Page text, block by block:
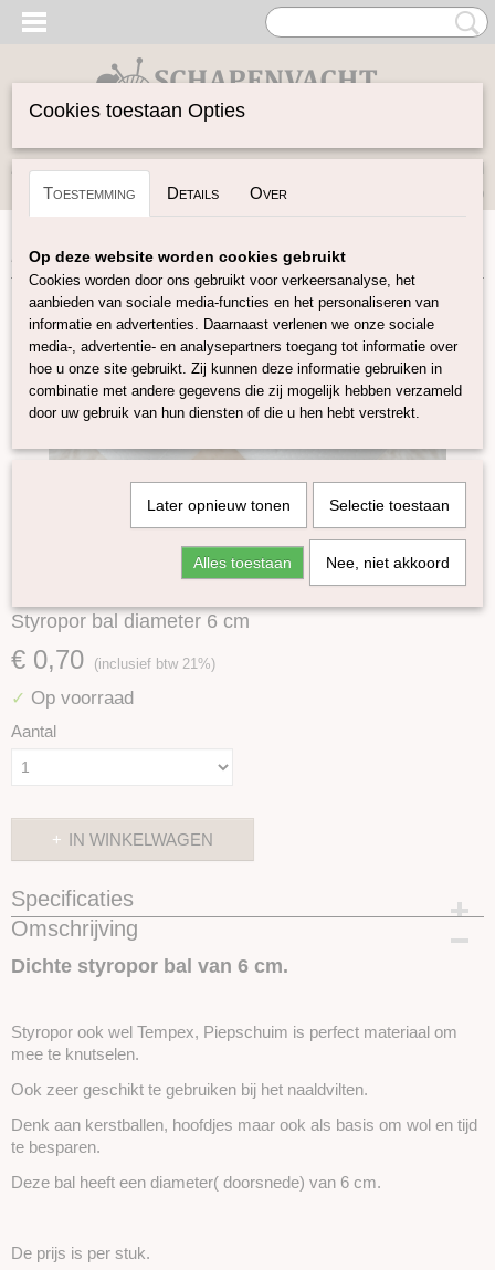
Inloggen Registreren
(0)
Home>Vilten>Styropor>Styropor bal diameter 6 cm
Styropor bal diameter 6 cm
€ 0,70 (inclusief btw 21%)
✓ Op voorraad
Aantal
IN WINKELWAGEN
Specificaties
Productcode
Omschrijving
Dichte styropor bal van 6 cm.
Styropor ook wel Tempex, Piepschuim is perfect materiaal om
mee te knutselen.
Ook zeer geschikt te gebruiken bij het naaldvilten.
Denk aan kerstballen, hoofdjes maar ook als basis om wol en tijd
te besparen.
Deze bal heeft een diameter( doorsnede) van 6 cm.
De prijs is per stuk.
Cookies toestaan Opties
Toestemming Details Over
Op deze website worden cookies gebruikt
Cookies worden door ons gebruikt voor verkeersanalyse, het
aanbieden van sociale media-functies en het personaliseren van
informatie en advertenties. Daarnaast verlenen we onze sociale
media-, advertentie- en analysepartners toegang tot informatie over
hoe u onze site gebruikt. Zij kunnen deze informatie gebruiken in
combinatie met andere gegevens die zij mogelijk hebben verzameld
door uw gebruik van hun diensten of die u hen hebt verstrekt.
Later opnieuw tonen Selectie toestaan
Alles toestaan Nee, niet akkoord